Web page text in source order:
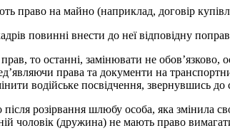
право на майно (наприклад, договір
повинні внести до неї відповідну
то останні, замінювати не
права та документи на
водійське посвідчення, звернувшись до
розірвання шлюбу особа, яка змінила
чоловік (дружина) не мають право